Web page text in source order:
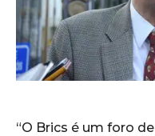
“O Brics é um foro